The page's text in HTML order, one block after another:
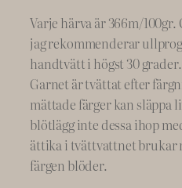
c
o
l
o
r
e
d
m
Varje härva är 366m/
jag rekommenderar
handtvätt i högst 30 grader.
Garnet är tvättat efter
mättade färger kan släppa
blötlägg inte dessa ihop
ättika i tvättvattnet brukar
färgen blöder.